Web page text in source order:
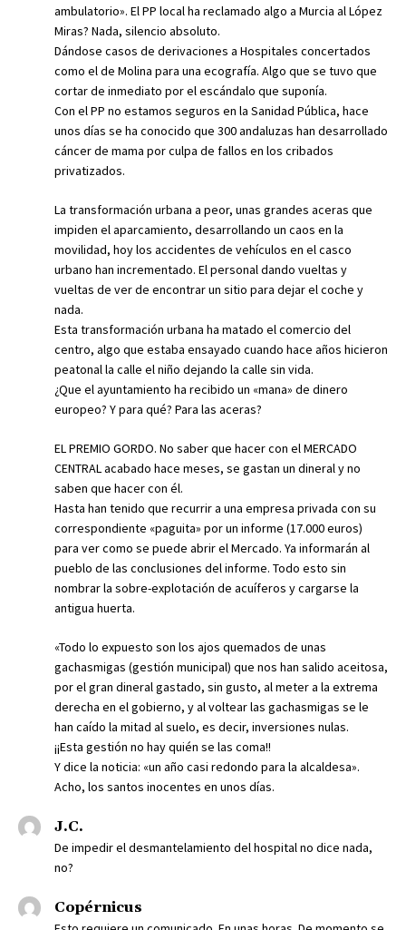
ambulatorio». El PP local ha reclamado algo a Murcia al López
Miras? Nada, silencio absoluto.
Dándose casos de derivaciones a Hospitales concertados
como el de Molina para una ecografía. Algo que se tuvo que
cortar de inmediato por el escándalo que suponía.
Con el PP no estamos seguros en la Sanidad Pública, hace
unos días se ha conocido que 300 andaluzas han desarrollado
cáncer de mama por culpa de fallos en los cribados
privatizados.
La transformación urbana a peor, unas grandes aceras que
impiden el aparcamiento, desarrollando un caos en la
movilidad, hoy los accidentes de vehículos en el casco
urbano han incrementado. El personal dando vueltas y
vueltas de ver de encontrar un sitio para dejar el coche y
nada.
Esta transformación urbana ha matado el comercio del
centro, algo que estaba ensayado cuando hace años hicieron
peatonal la calle el niño dejando la calle sin vida.
¿Que el ayuntamiento ha recibido un «mana» de dinero
europeo? Y para qué? Para las aceras?
EL PREMIO GORDO. No saber que hacer con el MERCADO
CENTRAL acabado hace meses, se gastan un dineral y no
saben que hacer con él.
Hasta han tenido que recurrir a una empresa privada con su
correspondiente «paguita» por un informe (17.000 euros)
para ver como se puede abrir el Mercado. Ya informarán al
pueblo de las conclusiones del informe. Todo esto sin
nombrar la sobre-explotación de acuíferos y cargarse la
antigua huerta.
«Todo lo expuesto son los ajos quemados de unas
gachasmigas (gestión municipal) que nos han salido aceitosa,
por el gran dineral gastado, sin gusto, al meter a la extrema
derecha en el gobierno, y al voltear las gachasmigas se le
han caído la mitad al suelo, es decir, inversiones nulas.
¡¡Esta gestión no hay quién se las coma!!
Y dice la noticia: «un año casi redondo para la alcaldesa».
Acho, los santos inocentes en unos días.
J.C.
De impedir el desmantelamiento del hospital no dice nada,
no?
Copérnicus